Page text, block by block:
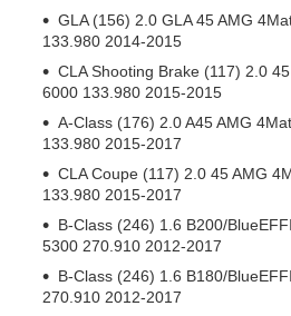
GLA (156) 2.0 GLA 45 AMG
133.980 2014-2015
CLA Shooting Brake (117) 2.0
6000 133.980 2015-2015
A-Class (176) 2.0 A45 AMG
133.980 2015-2017
CLA Coupe (117) 2.0 45 AMG
133.980 2015-2017
B-Class (246) 1.6 B200/
5300 270.910 2012-2017
B-Class (246) 1.6 B180/
270.910 2012-2017